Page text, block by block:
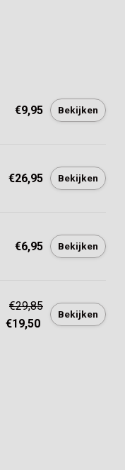
€9,95 Bekijken
€26,95 Bekijken
€6,95 Bekijken
€29,85
€19,50
Bekijken